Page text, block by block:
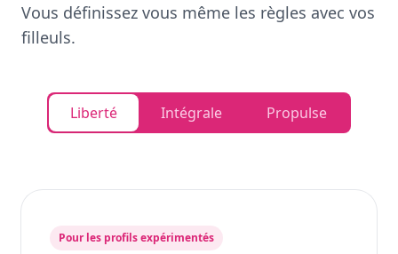
Vous définissez vous même les règles avec vos
filleuls.
Liberté Intégrale Propulse
Pour les profils expérimentés